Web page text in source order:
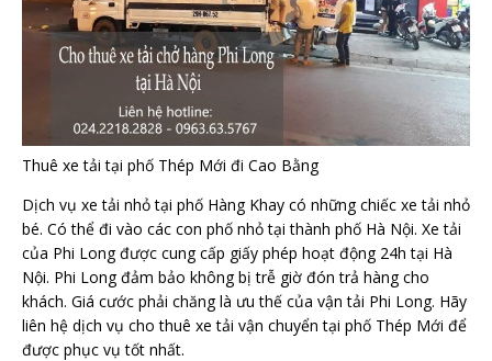
Thuê xe tải tại phố Thép Mới đi Cao Bằng
Dịch vụ xe tải nhỏ tại phố Hàng Khay có những chiếc xe tải nhỏ
bé. Có thể đi vào các con phố nhỏ tại thành phố Hà Nội. Xe tải
của Phi Long được cung cấp giấy phép hoạt động 24h tại Hà
Nội. Phi Long đảm bảo không bị trễ giờ đón trả hàng cho
khách. Giá cước phải chăng là ưu thế của vận tải Phi Long. Hãy
liên hệ dịch vụ cho thuê xe tải vận chuyển tại phố Thép Mới để
được phục vụ tốt nhất.